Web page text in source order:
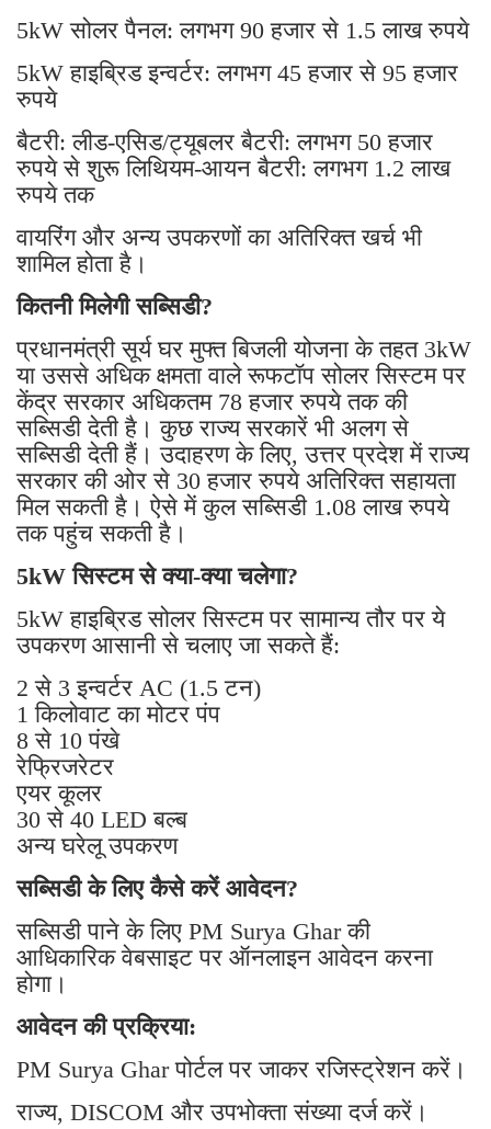
5kW सोलर पैनल: लगभग 90 हजार से 1.5 लाख रुपये
5kW हाइब्रिड इन्वर्टर: लगभग 45 हजार से 95 हजार
रुपये
बैटरी: लीड-एसिड/ट्यूबलर बैटरी: लगभग 50 हजार
रुपये से शुरू लिथियम-आयन बैटरी: लगभग 1.2 लाख
रुपये तक
वायरिंग और अन्य उपकरणों का अतिरिक्त खर्च भी
शामिल होता है।
कितनी मिलेगी सब्सिडी?
प्रधानमंत्री सूर्य घर मुफ्त बिजली योजना के तहत 3kW
या उससे अधिक क्षमता वाले रूफटॉप सोलर सिस्टम पर
केंद्र सरकार अधिकतम 78 हजार रुपये तक की
सब्सिडी देती है। कुछ राज्य सरकारें भी अलग से
सब्सिडी देती हैं। उदाहरण के लिए, उत्तर प्रदेश में राज्य
सरकार की ओर से 30 हजार रुपये अतिरिक्त सहायता
मिल सकती है। ऐसे में कुल सब्सिडी 1.08 लाख रुपये
तक पहुंच सकती है।
5kW सिस्टम से क्या-क्या चलेगा?
5kW हाइब्रिड सोलर सिस्टम पर सामान्य तौर पर ये
उपकरण आसानी से चलाए जा सकते हैं:
2 से 3 इन्वर्टर AC (1.5 टन)
1 किलोवाट का मोटर पंप
8 से 10 पंखे
रेफ्रिजरेटर
एयर कूलर
30 से 40 LED बल्ब
अन्य घरेलू उपकरण
सब्सिडी के लिए कैसे करें आवेदन?
सब्सिडी पाने के लिए PM Surya Ghar की
आधिकारिक वेबसाइट पर ऑनलाइन आवेदन करना
होगा।
आवेदन की प्रक्रिया:
PM Surya Ghar पोर्टल पर जाकर रजिस्ट्रेशन करें।
राज्य, DISCOM और उपभोक्ता संख्या दर्ज करें।